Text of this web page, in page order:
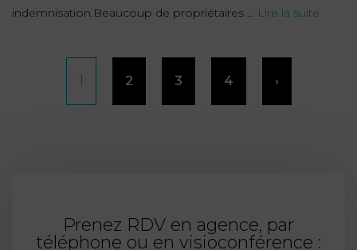
indemnisation.Beaucoup de propriétaires ... Lire la suite
Pagination
des
1 2 3 4 ›
Prenez RDV en agence, par
téléphone ou en visioconférence :